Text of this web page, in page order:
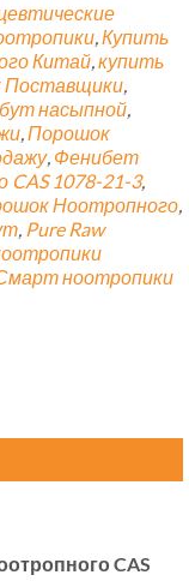
,Купить
Китай,купить
Поставщики,
насыпной,
,Порошок
, Фенибет
1078-21-3,
Ноотропного,
, Pure Raw
ноотропики
CAS